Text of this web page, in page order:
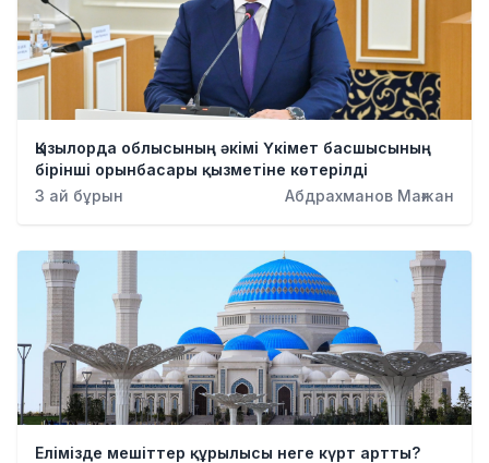
Қызылорда облысының әкімі Үкімет басшысының
бірінші орынбасары қызметіне көтерілді
3 ай бұрын
Абдрахманов Мағжан
Елімізде мешіттер құрылысы неге күрт артты?